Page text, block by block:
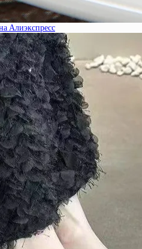
Алиэкспресс